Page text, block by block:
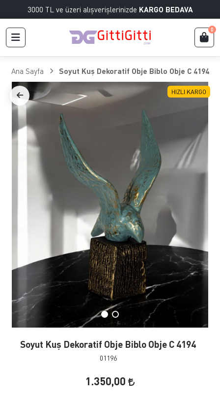
3000 TL ve üzeri alışverişlerinizde KARGO BEDAVA
0
Ana Sayfa Soyut Kuş Dekoratif Obje Biblo Obje C 4194
HIZLI KARGO
Soyut Kuş Dekoratif Obje Biblo Obje C 4194
01196
1.350,00